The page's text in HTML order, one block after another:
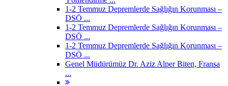
1-2 Temmuz Depremlerde Sağlığın Korunması –
DSÖ ...
1-2 Temmuz Depremlerde Sağlığın Korunması –
DSÖ ...
1-2 Temmuz Depremlerde Sağlığın Korunması –
DSÖ ...
Genel Müdürümüz Dr. Aziz Alper Biten, Fransa
...